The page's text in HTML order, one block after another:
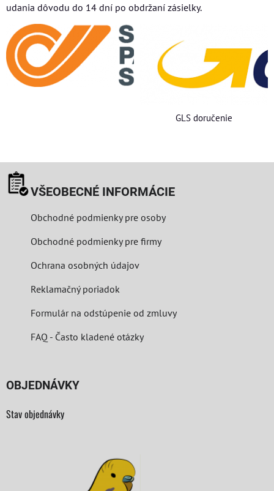
udania dôvodu do 14 dní po obdržaní zásielky.
GLS doručenie
VŠEOBECNÉ INFORMÁCIE
Obchodné podmienky pre osoby
Obchodné podmienky pre firmy
Ochrana osobných údajov
Reklamačný poriadok
Formulár na odstúpenie od zmluvy
FAQ - Často kladené otázky
OBJEDNÁVKY
Stav objednávky